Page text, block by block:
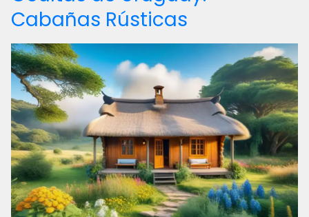
Cabañas Rústicas